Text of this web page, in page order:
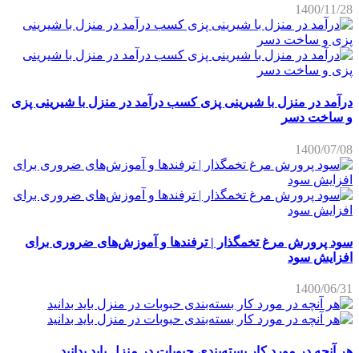
1400/11/28
درآمد در منزل با شیرینی پزی کسب درآمد در منزل با شیرینی پزی
و ساخت دسر
1400/07/08
سود پرورش مرغ تخمگذار | ترفندها و آموزش‌های ضروری برای
افزایش سود
1400/06/31